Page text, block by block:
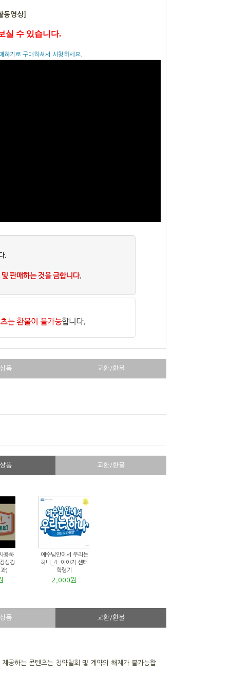
동영상]
실 수 있습니다.
기로 구매하셔서 시청하세요.
품 교환/환불
품 교환/환불
용하
성경
)
예수님안에서 우리는
하나_4. 이야기 센터
학령기
2,000원
품 교환/환불
공하는 콘텐츠는 청약철회 및 계약의 해제가 불가능합